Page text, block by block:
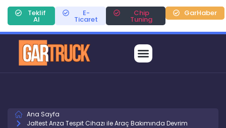
Teklif
Al
E-
Ticaret
Chip
Tuning
GarHaber
Ana Sayfa
Jaltest Arıza Tespit Cihazı ile Araç Bakımında Devrim